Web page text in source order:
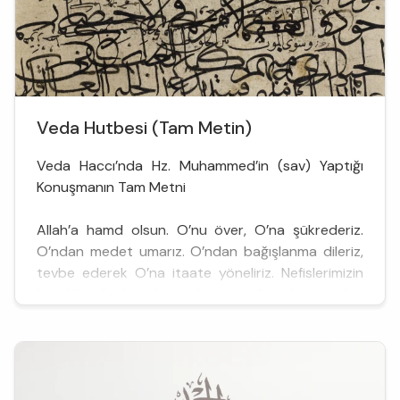
Veda Hutbesi (Tam Metin)
Veda Haccı’nda Hz. Muhammed’in (sav) Yaptığı
Konuşmanın Tam Metni
Allah’a hamd olsun. O’nu över, O’na şükrederiz.
O’ndan medet umarız. O’ndan bağışlanma dileriz,
tevbe ederek O’na itaate yöneliriz. Nefislerimizin
kimse onu hak yoldan uzaklaştıramaz. Kimin de hak